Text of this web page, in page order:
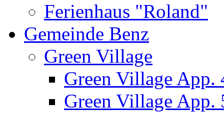
Ferienhaus "Roland"
Gemeinde Benz
Green Village
Green Village App.
Green Village App.